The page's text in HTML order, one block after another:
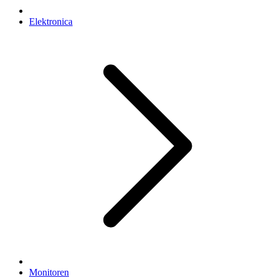
Elektronica
Monitoren